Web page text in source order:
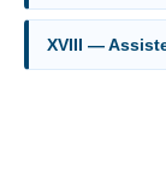
Contato
Contatos
XVIII —